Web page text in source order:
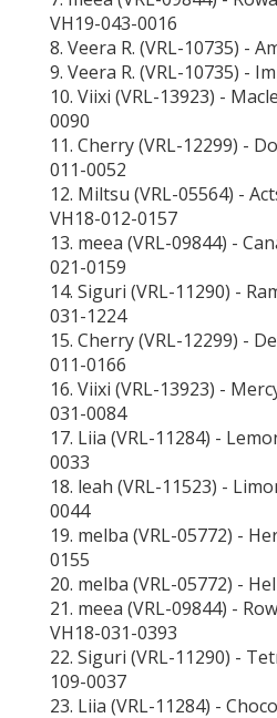
VH19-043-0016
8. Veera R. (VRL-10735) -
9. Veera R. (VRL-10735) -
10. Viixi (VRL-13923) -
0090
11. Cherry (VRL-12299) -
011-0052
12. Miltsu (VRL-05564) -
VH18-012-0157
13. meea (VRL-09844) -
021-0159
14. Siguri (VRL-11290) -
031-1224
15. Cherry (VRL-12299) -
011-0166
16. Viixi (VRL-13923) -
031-0084
17. Liia (VRL-11284) -
0033
18. leah (VRL-11523) -
0044
19. melba (VRL-05772) -
0155
20. melba (VRL-05772) -
21. meea (VRL-09844) -
VH18-031-0393
22. Siguri (VRL-11290) -
109-0037
23. Liia (VRL-11284) -